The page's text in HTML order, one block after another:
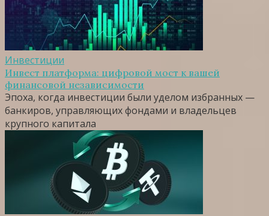
Инвестиции
Инвест платформа: цифровой мост к вашей
финансовой независимости
Эпоха, когда инвестиции были уделом избранных —
банкиров, управляющих фондами и владельцев
крупного капитала